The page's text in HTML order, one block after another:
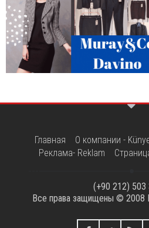
Главная О компании -
Реклама- Reklam
(+90 212) 503
Все права защищены © 2008